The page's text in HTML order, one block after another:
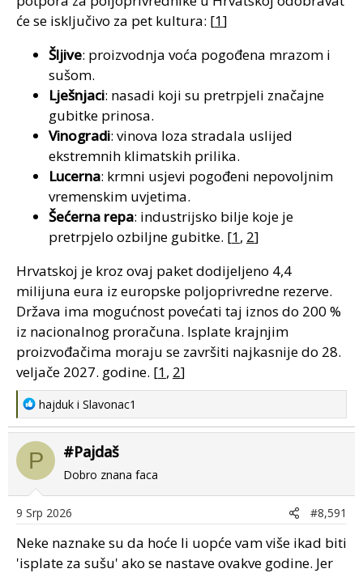
će se isključivo za pet kultura: [1]
Šljive: proizvodnja voća pogođena mrazom i
sušom.
Lješnjaci: nasadi koji su pretrpjeli značajne
gubitke prinosa.
Vinogradi: vinova loza stradala uslijed
ekstremnih klimatskih prilika.
Lucerna: krmni usjevi pogođeni nepovoljnim
vremenskim uvjetima.
Šećerna repa: industrijsko bilje koje je
pretrpjelo ozbiljne gubitke. [1, 2]
Hrvatskoj je kroz ovaj paket dodijeljeno 4,4
milijuna eura iz europske poljoprivredne rezerve.
Država ima mogućnost povećati taj iznos do 200 %
iz nacionalnog proračuna. Isplate krajnjim
proizvođačima moraju se završiti najkasnije do 28.
veljače 2027. godine. [1, 2]
R
e
a
c
i
n
s
:
hajduk i Slavonac1
P #Pajdaš
Dobro znana faca
9 Srp 2026 #8,591
Neke naznake su da hoće li uopće vam više ikad biti
'isplate za sušu' ako se nastave ovakve godine. Jer